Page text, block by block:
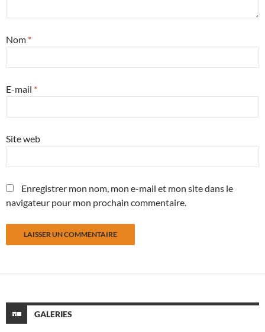
Nom *
E-mail *
Site web
Enregistrer mon nom, mon e-mail et mon site dans le
navigateur pour mon prochain commentaire.
GALERIES